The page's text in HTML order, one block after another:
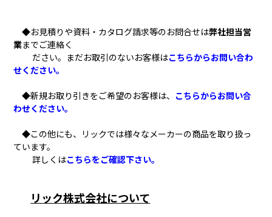
◆お見積りや資料・カタログ請求等のお問合せは弊社担当営
業までご連絡く
ださい。まだお取引のないお客様はこちらからお問い合わ
せください。
◆新規お取り引きをご希望のお客様は、 こちらからお問い合
わせください。
◆この他にも、リックでは様々なメーカーの商品を取り扱っ
ています。
詳しくはこちらをご確認下さい。
リック株式会社について